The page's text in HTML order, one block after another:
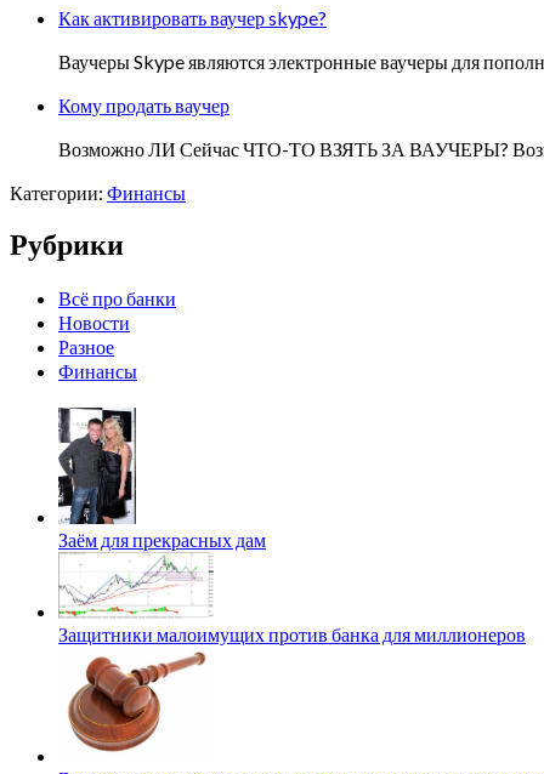
Как активировать ваучер skype?
Ваучеры Skype являются электронные ваучеры для
Кому продать ваучер
Возможно ЛИ Сейчас ЧТО-ТО ВЗЯТЬ ЗА ВАУЧЕРЫ?
Категории: Финансы
Рубрики
Всё про банки
Новости
Разное
Финансы
Заём для прекрасных дам
Защитники малоимущих против банка для миллионеров